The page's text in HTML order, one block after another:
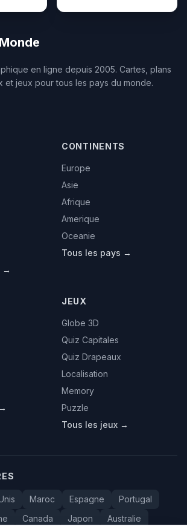
en ligne depuis 2005. Cartes, plans
et jeux pour tous les pays du monde.
→
CONTINENTS
Europe
Asie
Afrique
Amerique
Oceanie
Tous les pays →
JEUX
Globe 3D
Quiz Capitales
Quiz Drapeaux
Localisation
Memory
Puzzle
Tous les jeux →
Maroc Espagne
Portugal
Canada Japon Australie